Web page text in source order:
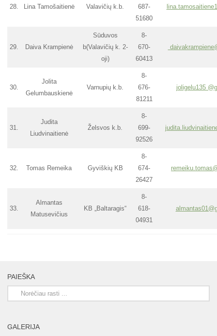
28. Lina Tamošaitienė Valavičių k.b.
687-
51680
29. Daiva Krampienė
Sūduvos
b(Valavičių k. 2-
oji)
8-
670-
60413
30.
Jolita
Gelumbauskienė
Varnupių k.b.
8-
676-
81211
joligelu135
31.
Judita
Liudvinaitienė
Želsvos k.b.
8-
699-
92526
32. Tomas Remeika Gyviškių KB
8-
674-
26427
33.
Almantas
Matusevičius
KB „Baltaragis“
8-
618-
04931
PAIEŠKA
GALERIJA